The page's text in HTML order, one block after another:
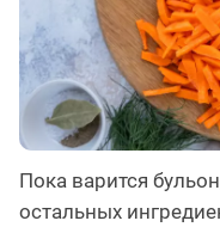
Пока варится
остальных